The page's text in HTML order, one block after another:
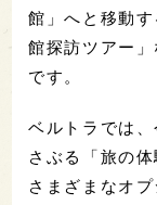
館」へと移動
館探訪ツアー
です。
ベルトラでは
さぶる「旅の
さまざまなオ